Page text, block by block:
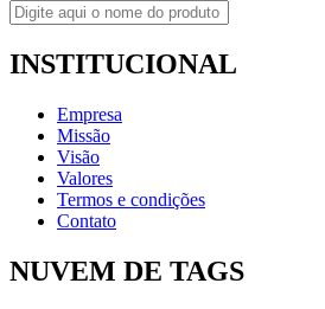
INSTITUCIONAL
Empresa
Missão
Visão
Valores
Termos e condições
Contato
NUVEM DE TAGS